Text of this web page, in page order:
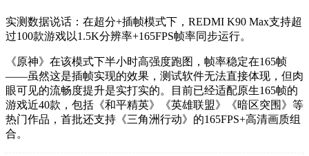
实测数据说话：在超分+插帧模式下，REDMI K90 Max支持超
过100款游戏以1.5K分辨率+165FPS帧率同步运行。
《原神》在该模式下半小时高强度跑图，帧率稳定在165帧
——虽然这是插帧实现的效果，测试软件无法直接体现，但肉
眼可见的流畅度提升是实打实的。目前已经适配原生165帧的
游戏近40款，包括《和平精英》《英雄联盟》《暗区突围》等
热门作品，首批还支持《三角洲行动》的165FPS+高清画质组
合。